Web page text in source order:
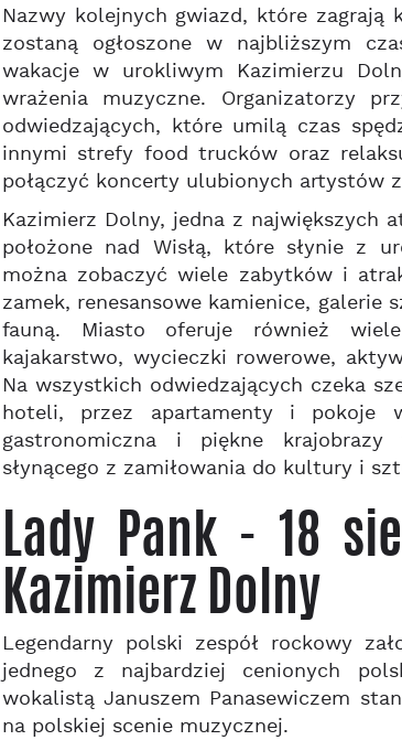
Nazwy kolejnych gwiazd, które zagrają
zostaną ogłoszone w najbliższym
wakacje w urokliwym Kazimierzu
wrażenia muzyczne. Organizatorzy
odwiedzających, które umilą czas
innymi strefy food trucków oraz
połączyć koncerty ulubionych artystów
Kazimierz Dolny, jedna z największych
położone nad Wisłą, które słynie z
można zobaczyć wiele zabytków i
zamek, renesansowe kamienice,
fauną. Miasto oferuje również
kajakarstwo, wycieczki rowerowe,
Na wszystkich odwiedzających czeka
hoteli, przez apartamenty i pokoje
gastronomiczna i piękne
słynącego z zamiłowania do kultury i
Lady Pank - 18
Kazimierz Dolny
Legendarny polski zespół rockowy
jednego z najbardziej cenionych
wokalistą Januszem Panasewiczem
na polskiej scenie muzycznej.